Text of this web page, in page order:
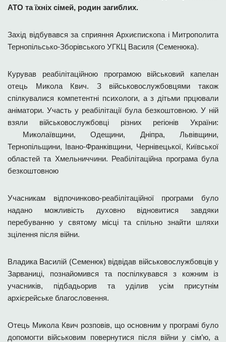
АТО та їхніх сімей, родин загиблих.
Захід відбувався за сприяння Архиєпископа і Митрополита
Тернопільсько-Зборівського УГКЦ Василя (Семенюка).
Курував реабілітаційною програмою військовий капелан
отець Микола Квич. З військовослужбовцями також
спілкувалися компетентні психологи, а з дітьми прцювали
аніматори. Участь у реабілітації була безкоштовною. У ній
взяли військовослужбовці різних регіонів України:
Миколаївщини, Одещини, Дніпра, Львівщини,
Тернопільщини, Івано-Франківщини, Чернівецької, Київської
областей та Хмельниччини. Реабілітаційна програма була
безкоштовною
Учасникам відпочинково-реабілітаційної програми було
надано можливість духовно відновитися завдяки
перебуванню у святому місці та спільно знайти шляхи
зцілення після війни.
Владика Василій (Семенюк) відвідав військовослужбовців у
Зарваниці, познайомився та поспілкувався з кожним із
учасників, підбадьорив та уділив усім присутнім
архієрейське благословення.
Отець Микола Квич розповів, що основним у програмі було
допомогти військовим повернутися після війни у сім’ю, а